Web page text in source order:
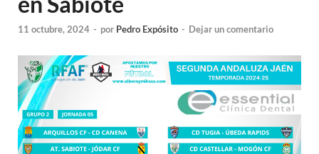
11 octubre, 2024 - por Pedro Expósito - Dejar un comentario